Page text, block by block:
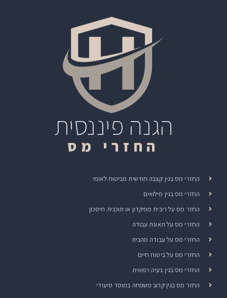
הגנה פיננסית
החזרי מס
החזרי מס בגין קצבה חודשית מביטוח לאומי
החזרי מס בגין מילואים
החזר מס על ריבית מפיקדון או תוכנית חיסכון
החזרי מס על תאונת עבודה
החזרי מס על עבודה מהבית
החזרי מס על ביטוח חיים
החזרי מס בגין בעיה רפואית
החזר מס בגין קרוב משפחה במוסד סיעודי